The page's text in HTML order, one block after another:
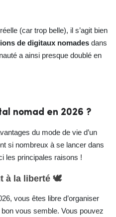
(car trop belle), il s’agit bien
de digitaux nomades dans
a ainsi presque doublé en
nomad en 2026 ?
du mode de vie d’un
si nombreux à se lancer dans
les principales raisons !
à la liberté 🕊️
vous êtes libre d’organiser
vous semble. Vous pouvez